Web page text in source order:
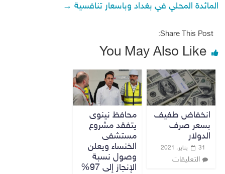
المائدة المحلي في بغداد وباسعار تنافسية →
Share This Post:
You May Also Like
انخفاض طفيف
بسعر صرف
الدولار
31 يناير، 2021
التعليقات
محافظ نينوى
يتفقد مشروع
مستشفى
الخنساء ويعلن
وصول نسبة
الإنجاز إلى 97%